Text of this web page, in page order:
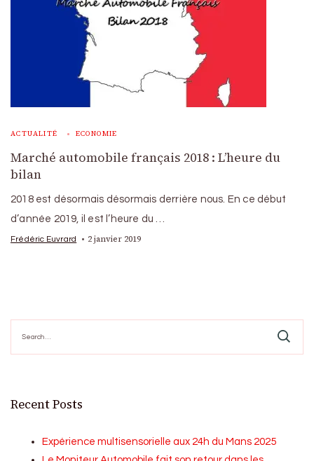
ACTUALITÉ ECONOMIE
Marché automobile français 2018 : L’heure du
bilan
2018 est désormais désormais derrière nous. En ce début
d’année 2019, il est l’heure du …
Frédéric Euvrard 2 janvier 2019
for:
Recent Posts
Expérience multisensorielle aux 24h du Mans 2025